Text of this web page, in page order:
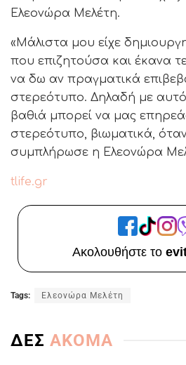
Ελεονώρα Μελέτη.
«Μάλιστα μου είχε
που επιζητούσα και έκανα
να δω αν πραγματικά
στερεότυπο. Δηλαδή με
βαθιά μπορεί να μας
στερεότυπο, βιωματικά,
συμπλήρωσε η Ελεονώρα
tlife.gr
Ακολουθήστε το
Tags: Eλεονώρα Μελέτη
ΔΕΣ ΑΚΟΜΑ